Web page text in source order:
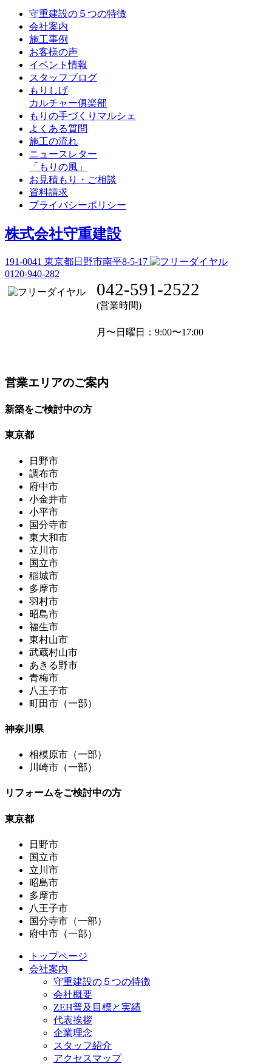
守重建設の５つの特徴
会社案内
施工事例
お客様の声
イベント情報
スタッフブログ
もりしげ
カルチャー俱楽部
もりの手づくりマルシェ
よくある質問
施工の流れ
ニュースレター
「もりの風」
お見積もり・ご相談
資料請求
プライバシーポリシー
株式会社守重建設
191-0041 東京都日野市南平8-5-17
0120-940-282
042-591-2522
(営業時間)
月〜日曜日 ：9:00〜17:00
営業エリアのご案内
新築をご検討中の方
東京都
日野市
調布市
府中市
小金井市
小平市
国分寺市
東大和市
立川市
国立市
稲城市
多摩市
羽村市
昭島市
福生市
東村山市
武蔵村山市
あきる野市
青梅市
八王子市
町田市（一部）
神奈川県
相模原市（一部）
川崎市（一部）
リフォームをご検討中の方
東京都
日野市
国立市
立川市
昭島市
多摩市
八王子市
国分寺市（一部）
府中市（一部）
トップページ
会社案内
守重建設の５つの特徴
会社概要
ZEH普及目標と実績
代表挨拶
企業理念
スタッフ紹介
アクセスマップ